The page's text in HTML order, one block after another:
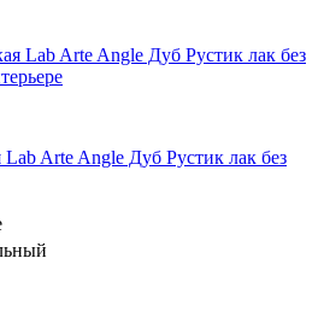
Arte Angle Дуб Рустик лак без